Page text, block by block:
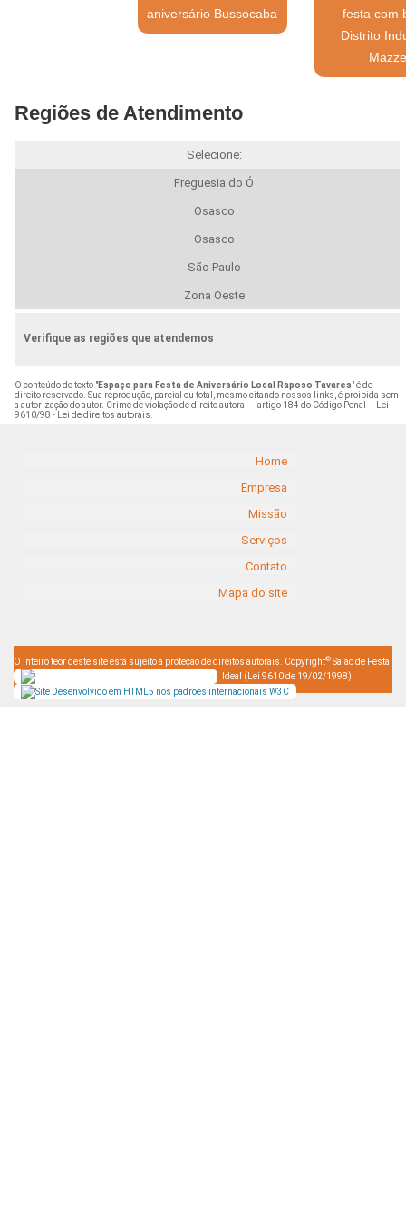
aniversário Bussocaba
festa com
Distrito
Regiões de Atendimento
Selecione:
Freguesia do Ó
Osasco
Osasco
São Paulo
Zona Oeste
Verifique as regiões que atendemos
O conteúdo do texto "Espaço para Festa de Aniversário Local Raposo Tavares" é de
direito reservado. Sua reprodução, parcial ou total, mesmo citando nossos links, é proibida sem
a autorização do autor. Crime de violação de direito autoral – artigo 184 do Código Penal –
Lei
9610/98 - Lei de direitos autorais
Home
Empresa
Missão
Serviços
Contato
Mapa do site
O inteiro teor deste site está sujeito à proteção de direitos autorais. Copyright© Salão de Festa
Ideal (Lei 9610 de 19/02/1998)